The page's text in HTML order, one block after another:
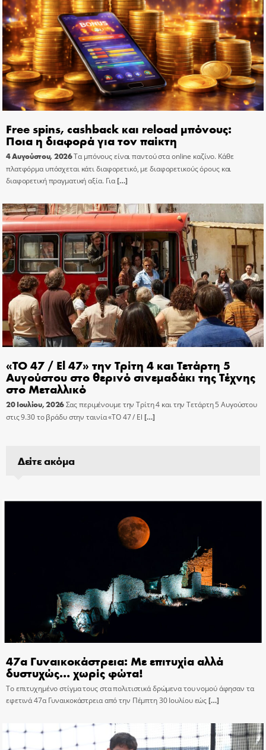
Free spins, cashback και reload μπόνους:
Ποια η διαφορά για τον παίκτη
4 Αυγούστου, 2026Τα μπόνους είναι παντού στα online καζίνο. Κάθε
πλατφόρμα υπόσχεται κάτι διαφορετικό, με διαφορετικούς όρους και
διαφορετική πραγματική αξία. Για[…]
«ΤΟ 47 / El 47» την Τρίτη 4 και Τετάρτη 5
Αυγούστου στο θερινό σινεμαδάκι της Τέχνης
στο Μεταλλικό
20 Ιουλίου, 2026Σας περιμένουμε την Τρίτη 4 και την Τετάρτη 5 Αυγούστου
στις 9.30 το βράδυ στην ταινία «ΤΟ 47 / El […]
Δείτε ακόμα
47α Γυναικοκάστρεια: Με επιτυχία αλλά
δυστυχώς… χωρίς φώτα!
Το επιτυχημένο στίγμα τους στα πολιτιστικά δρώμενα του νομού άφησαν τα
εφετινά 47α Γυναικοκάστρεια από την Πέμπτη 30 Ιουλίου εώς[…]